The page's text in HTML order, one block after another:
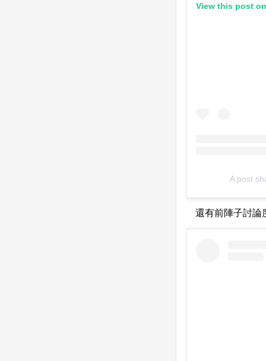
View this post
A post
還有前陣子討論